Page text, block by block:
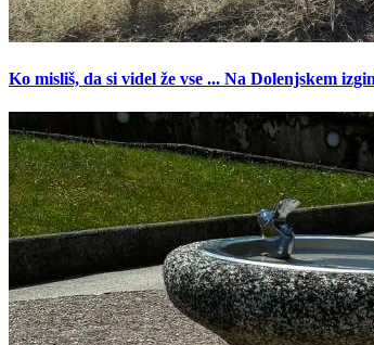
Ko misliš, da si videl že vse ... Na Dolenjskem